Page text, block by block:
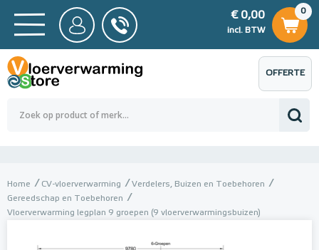
BTW
0,00
0
€ 0,00
incl. BTW
€ 0,00
OFFERTE
AANVRAGEN
Home CV-vloerverwarming
Verdelers, Buizen en Toebehoren
Gereedschap en Toebehoren
Vloerverwarming legplan 9 groepen (9 vloerverwarmingsbuizen)